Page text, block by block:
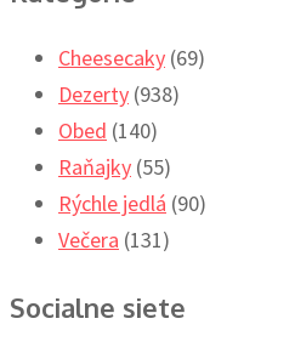
Cheesecaky (69)
Dezerty (938)
Obed (140)
Raňajky (55)
Rýchle jedlá (90)
Večera (131)
Socialne siete